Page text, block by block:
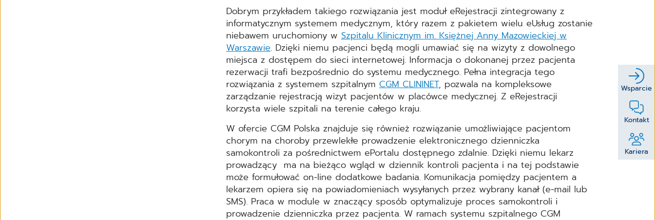
Wsparcie
Kontakt
Kariera
Dobrym przykładem takiego rozwiązania jest moduł eRejestracji zintegrowany z
informatycznym systemem medycznym, który razem z pakietem wielu eUsług zostanie
niebawem uruchomiony w Szpitalu Klinicznym im. Księżnej Anny Mazowieckiej w
Warszawie. Dzięki niemu pacjenci będą mogli umawiać się na wizyty z dowolnego
miejsca z dostępem do sieci internetowej. Informacja o dokonanej przez pacjenta
rezerwacji trafi bezpośrednio do systemu medycznego. Pełna integracja tego
rozwiązania z systemem szpitalnym CGM CLININET, pozwala na kompleksowe
zarządzanie rejestracją wizyt pacjentów w placówce medycznej. Z eRejestracji
korzysta wiele szpitali na terenie całego kraju.
W ofercie CGM Polska znajduje się również rozwiązanie umożliwiające pacjentom
chorym na choroby przewlekłe prowadzenie elektronicznego dzienniczka
samokontroli za pośrednictwem ePortalu dostępnego zdalnie. Dzięki niemu lekarz
prowadzący ma na bieżąco wgląd w dziennik kontroli pacjenta i na tej podstawie
może formułować on‑line dodatkowe badania. Komunikacja pomiędzy pacjentem a
lekarzem opiera się na powiadomieniach wysyłanych przez wybrany kanał (e‑mail lub
SMS). Praca w module w znaczący sposób optymalizuje proces samokontroli i
prowadzenie dzienniczka przez pacjenta. W ramach systemu szpitalnego CGM